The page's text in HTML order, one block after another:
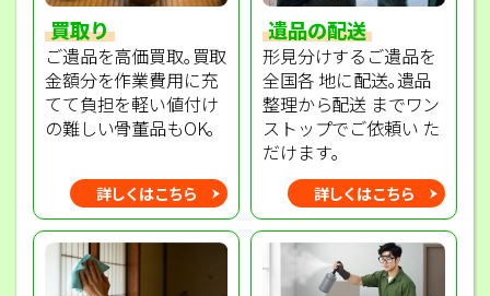
買取り
ご遺品を高価買取｡買取
金額分を作業費用に充
てて負担を軽い値付け
の難しい骨董品もOK｡
詳しくはこちら
遺品の配送
形見分けするご遺品を
全国各 地に配送｡遺品
整理から配送 までワン
ストップでご依頼い た
だけます｡
詳しくはこちら